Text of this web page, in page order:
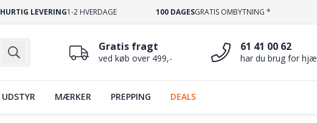
HURTIG LEVERING1-2 HVERDAGE 100 DAGESGRATIS OMBYTNING *
Gratis fragt
ved køb over 499,-
61 41 00 62
har du brug for
UDSTYR MÆRKER PREPPING DEALS